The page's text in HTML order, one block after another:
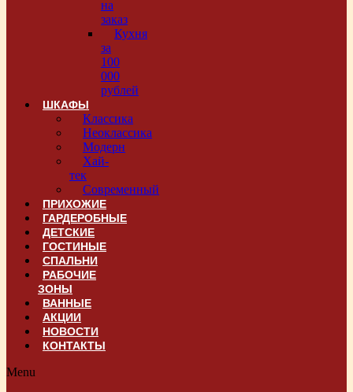
на
заказ
Кухня
за
100
000
рублей
ШКАФЫ
Классика
Неоклассика
Модерн
Хай-
тек
Современный
ПРИХОЖИЕ
ГАРДЕРОБНЫЕ
ДЕТСКИЕ
ГОСТИНЫЕ
СПАЛЬНИ
РАБОЧИЕ
ЗОНЫ
ВАННЫЕ
АКЦИИ
НОВОСТИ
КОНТАКТЫ
Menu